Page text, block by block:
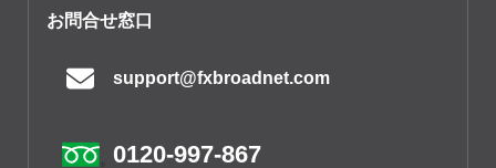
お問合せ窓口
support@fxbroadnet.com
0120-997-867